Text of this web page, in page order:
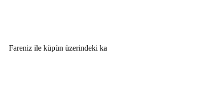
Fareniz ile küpün üzerindeki ka